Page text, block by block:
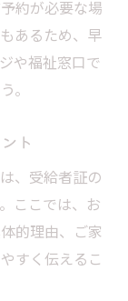
約が必要な場
あるため、早
や福祉窓口で
。
ト
、受給者証の
ここでは、お
的理由、ご家
すく伝えるこ